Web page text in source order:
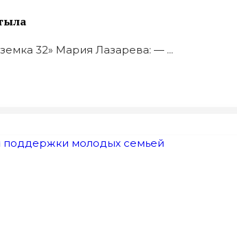
32» Мария Лазарева: — ...